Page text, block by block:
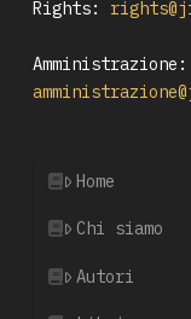
Rights:
Amministrazione:
Home
Chi siamo
Autori